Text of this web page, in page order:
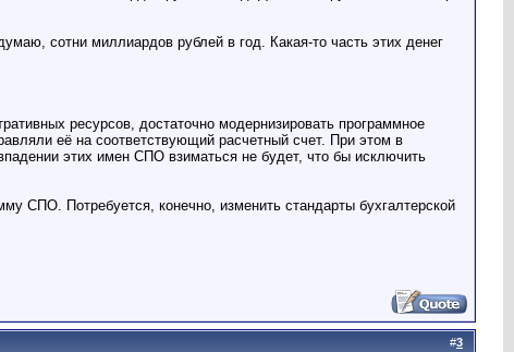
сотни миллиардов рублей в год. Какая-то часть этих денег
ресурсов, достаточно модернизировать программное
её на соответствующий расчетный счет. При этом в
этих имен СПО взиматься не будет, что бы исключить
СПО. Потребуется, конечно, изменить стандарты бухгалтерской
#3